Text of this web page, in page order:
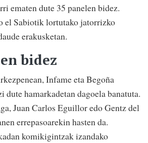
ematen dute 35 panelen bidez.
el Sabiotik lortutako jatorrizko
erakusketan.
bidez
Infame eta Begoña
dute hamarkadetan dagoela banatuta.
Juan Carlos Eguillor edo Gentz del
errepasoarekin hasten da.
komikigintzak izandako